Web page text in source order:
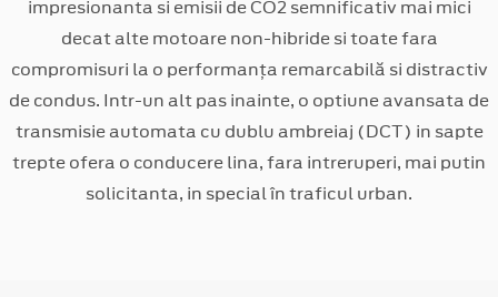
impresionanta si emisii de CO2 semnificativ mai mici
decat alte motoare non-hibride si toate fara
compromisuri la o performanța remarcabilă si distractiv
de condus. Intr-un alt pas inainte, o optiune avansata de
transmisie automata cu dublu ambreiaj (DCT) in sapte
trepte ofera o conducere lina, fara intreruperi, mai putin
solicitanta, in special în traficul urban.